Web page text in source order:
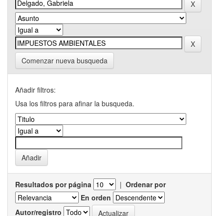
Comenzar nueva busqueda
Añadir filtros:
Usa los filtros para afinar la busqueda.
Resultados por página | Ordenar por
En orden
Autor/registro